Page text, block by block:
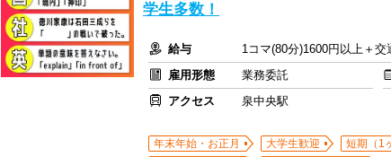
学生多数！
給与
1コマ(80分)1600円以上＋交
雇用形態
業務委託
アクセス
泉中央駅
年末年始・お正月 大学生歓迎
短期（1